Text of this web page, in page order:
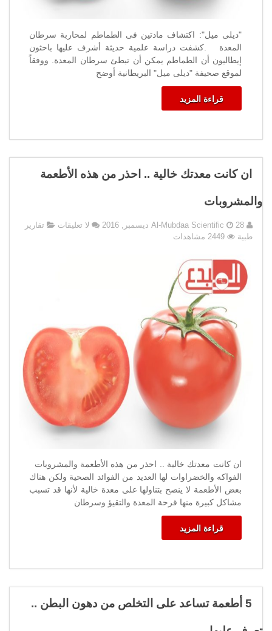
"ديلى ميل": اكتشاف مادتين فى الطماطم لمحاربة سرطان
المعدة .كشفت دراسة علمية حديثة أشرف عليها باحثون
إيطاليون أن الطماطم يمكن أن تبطئ سرطان المعدة. ووفقاً
لموقع صحيفة "ديلى ميل" البريطانية أوضح
قراءة المزيد
ان كانت معدتك خالية .. احذر من هذه الأطعمة
والمشروبات
Al-Mubdaa Scientific 28 ديسمبر, 2016 لا تعليقات
تقارير
طبية
2449 مشاهدات
ان كانت معدتك خالية .. احذر من هذه الأطعمة والمشروبات
الفواكه والخضراوات لها العديد من الفوائد الصحية ولكن هناك
بعض الأطعمة لا ينصح بتناولها على معدة خالية لأنها قد تسبب
مشاكل كبيرة منها قرحة المعدة والتقيؤ وسرطان
قراءة المزيد
5 أطعمة تساعد على التخلص من دهون البطن ..